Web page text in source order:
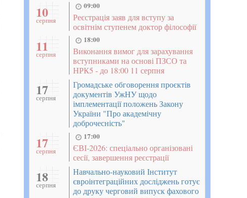
10
серпня
09:00
Реєстрація заяв для вступу за
освітнім ступенем доктор філософії
11
серпня
18:00
Виконання вимог для зарахування
вступниками на основі ПЗСО та
НРК5 - до 18:00 11 серпня
17
серпня
Громадське обговорення проєктів
документів УжНУ щодо
імплементації положень Закону
України "Про академічну
доброчесність"
17
серпня
17:00
ЄВІ-2026: спеціально організовані
сесії, завершення реєстрації
18
серпня
Навчально-науковий Інститут
євроінтеграційних досліджень готує
до друку черговий випуск фахового